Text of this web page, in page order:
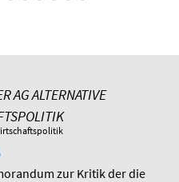
AG ALTERNATIVE
zur Kritik der die